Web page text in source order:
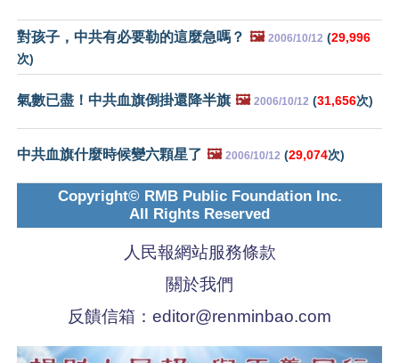
對孩子，中共有必要勒的這麼急嗎？ 🖼️ 2006/10/12 (29,996
次)
氣數已盡！中共血旗倒掛還降半旗 🖼️ 2006/10/12 (31,656次)
中共血旗什麼時候變六顆星了 🖼️ 2006/10/12 (29,074次)
Copyright© RMB Public Foundation Inc.
All Rights Reserved
人民報網站服務條款
關於我們
反饋信箱： editor@renminbao.com